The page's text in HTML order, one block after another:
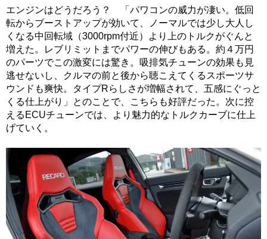
エンジンはどうだろう？ 「パワコンの威力が凄い。低回
転からブーストアップが効いて、ノーマルでは少し大人し
くなる中回転域（3000rpm付近）より上のトルクがぐんと
増えた。レブリミットまでパワーの伸びもある。約４万円
のパーツでこの激変には驚き。吸排気チューンの効果も見
逃せないし、クルマの前と後から聴こえてくるスポーツサ
ウンドも爽快。タイプRらしさが増幅されて、五感にぐっと
くる仕上がり」とのことで、こちらも好評だった。次に控
えるECUチューンでは、より魅力的なトルクカーブに仕上
げていく。